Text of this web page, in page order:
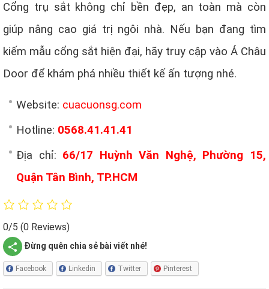
Cổng trụ sắt không chỉ bền đẹp, an toàn mà còn
giúp nâng cao giá trị ngôi nhà. Nếu bạn đang tìm
kiếm mẫu cổng sắt hiện đại, hãy truy cập vào Á Châu
Door để khám phá nhiều thiết kế ấn tượng nhé.
Website: cuacuonsg.com
Hotline: 0568.41.41.41
Địa chỉ: 66/17 Huỳnh Văn Nghệ, Phường 15,
Quận Tân Bình, TP.HCM
0/5 (0 Reviews)
Đừng quên chia sẻ bài viết nhé!
Facebook Linkedin Twitter Pinterest